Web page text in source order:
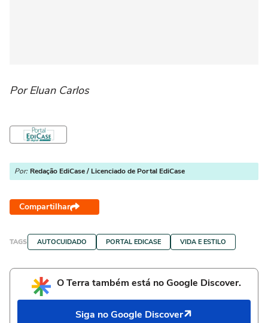
Por Eluan Carlos
Por: Redação EdiCase / Licenciado de Portal EdiCase
Compartilhar
TAGS AUTOCUIDADO PORTAL EDICASE VIDA E ESTILO
O Terra também está no Google Discover.
Siga no Google Discover